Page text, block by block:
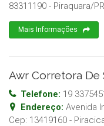
83311190 - Piraquara/PR
Mais Informações
Awr Corretora De
Telefone: 19
Endereço: Avenida
Cep: 13419160 -